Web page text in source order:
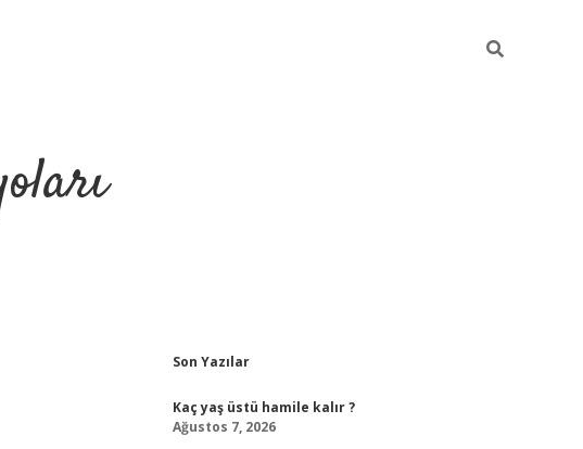
Sidebar
Son Yazılar
Kaç yaş üstü hamile kalır ?
Ağustos 7, 2026